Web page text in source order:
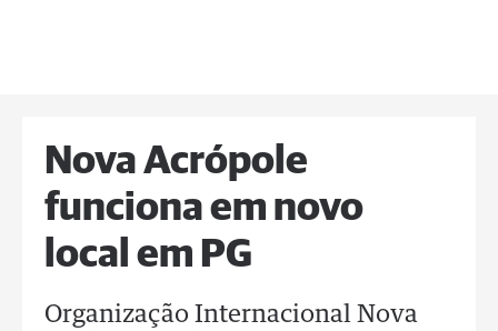
Nova Acrópole
funciona em novo
local em PG
Organização Internacional Nova